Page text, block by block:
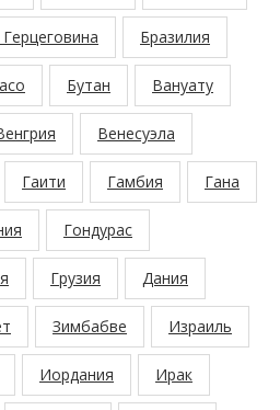
Бразилия
Бутан Вануату
Венесуэла
Гаити Гамбия Гана
Гондурас
Грузия Дания
Зимбабве Израиль
Иордания Ирак